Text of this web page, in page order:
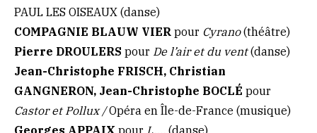
PAUL LES OISEAUX (danse)
COMPAGNIE BLAUW VIER pour Cyrano(théâtre)
Pierre DROULERS pour De l’air et du vent(danse)
Jean-Christophe FRISCH, Christian
GANGNERON, Jean-Christophe BOCLÉ pour
Castor et Pollux/Opéra en Île-de-France (musique)
Georges APPAIX pour L…. (danse)